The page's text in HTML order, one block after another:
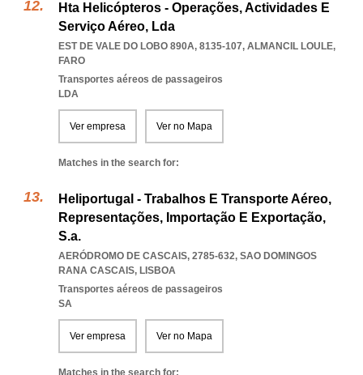
Hta Helicópteros - Operações, Actividades E
Serviço Aéreo, Lda
EST DE VALE DO LOBO 890A, 8135-107, ALMANCIL LOULE,
FARO
Transportes aéreos de passageiros
LDA
Ver empresa Ver no Mapa
Matches in the search for:
Heliportugal - Trabalhos E Transporte Aéreo,
Representações, Importação E Exportação,
S.a.
AERÓDROMO DE CASCAIS, 2785-632, SAO DOMINGOS
RANA CASCAIS, LISBOA
Transportes aéreos de passageiros
SA
Ver empresa Ver no Mapa
Matches in the search for: